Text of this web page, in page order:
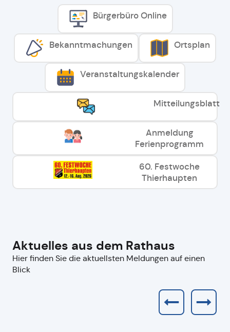
Bürgerbüro Online
Bekanntmachungen Ortsplan
Veranstaltungskalender
Mitteilungsblatt
Anmeldung
Ferienprogramm
60. Festwoche
Thierhaupten
Aktuelles aus dem Rathaus
Hier finden Sie die aktuellsten Meldungen auf einen
Blick